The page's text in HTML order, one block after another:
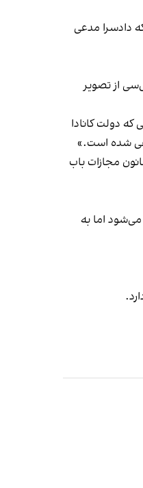
مجازات اسلامی، با این توضیح که دادسرا مدعی
شبکه سی‌بی‌سی از تصویر
دولت کانادا
شده است.»
صالحی این است که با دعوت مردم به بیان خواسته‌ها و مطالبات خودشان، مرتکب دعوت به آشوب و اغتشاش موضوع ماده ۵۱۲ از قانون مجازات باب
اما به